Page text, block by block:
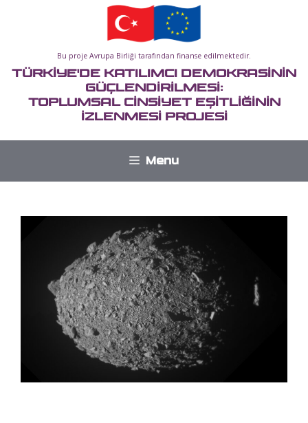
Bu proje Avrupa Birliği tarafından finanse edilmektedir.
TÜRKİYE'DE KATILIMCI DEMOKRASİNİN
GÜÇLENDİRİLMESİ:
TOPLUMSAL CİNSİYET EŞİTLİĞİNİN
İZLENMESİ PROJESİ
Menu